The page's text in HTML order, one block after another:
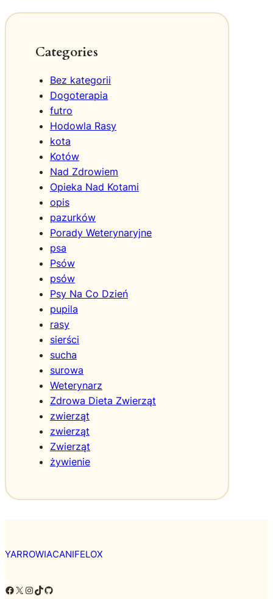
l
z
k
m
Categories
Bez kategorii
Dogoterapia
futro
Hodowla Rasy
kota
Kotów
Nad Zdrowiem
Opieka Nad Kotami
opis
pazurków
Porady Weterynaryjne
psa
Psów
psów
Psy Na Co Dzień
pupila
rasy
sierści
sucha
surowa
Weterynarz
Zdrowa Dieta Zwierząt
zwierząt
zwierząt
Zwierząt
żywienie
YARROWIACANIFELOX
Facebook X Instagram TikTok GitHub